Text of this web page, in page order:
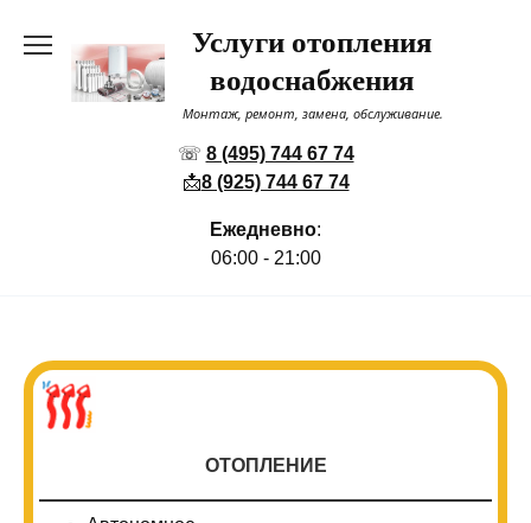
содержанию
Услуги отопления
водоснабжения
Монтаж, ремонт, замена, обслуживание.
☏ 8 (495) 744 67 74
📩8 (925) 744 67 74
Ежедневно:
06:00 - 21:00
ОТОПЛЕНИЕ